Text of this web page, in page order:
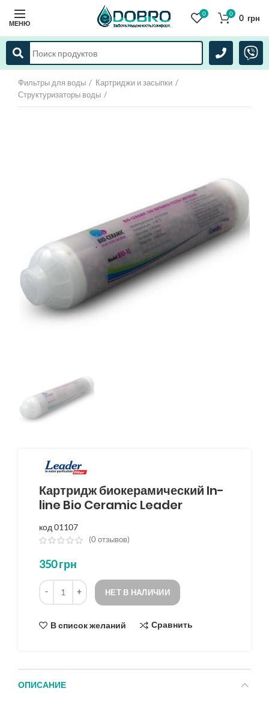
МЕНЮ
0 0 0 грн
Фильтры для воды
Картриджи и засыпки
Структуризаторы воды
Картридж биокерамический In-
line Bio Ceramic Leader
код 01107
(0 отзывов)
350грн
Количество
НЕТ В НАЛИЧИИ
В список желаний Сравнить
ОПИСАНИЕ